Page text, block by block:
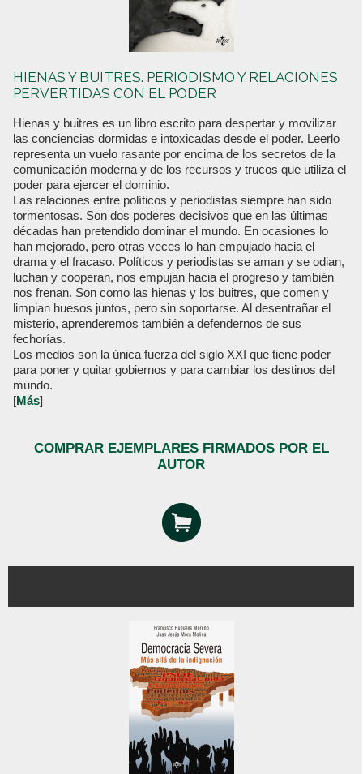
HIENAS Y BUITRES. PERIODISMO Y RELACIONES
PERVERTIDAS CON EL PODER
Hienas y buitres es un libro escrito para despertar y movilizar
las conciencias dormidas e intoxicadas desde el poder. Leerlo
representa un vuelo rasante por encima de los secretos de la
comunicación moderna y de los recursos y trucos que utiliza el
poder para ejercer el dominio.
Las relaciones entre políticos y periodistas siempre han sido
tormentosas. Son dos poderes decisivos que en las últimas
décadas han pretendido dominar el mundo. En ocasiones lo
han mejorado, pero otras veces lo han empujado hacia el
drama y el fracaso. Políticos y periodistas se aman y se odian,
luchan y cooperan, nos empujan hacia el progreso y también
nos frenan. Son como las hienas y los buitres, que comen y
limpian huesos juntos, pero sin soportarse. Al desentrañar el
misterio, aprenderemos también a defendernos de sus
fechorías.
Los medios son la única fuerza del siglo XXI que tiene poder
para poner y quitar gobiernos y para cambiar los destinos del
mundo.
[Más]
COMPRAR EJEMPLARES FIRMADOS POR EL
AUTOR